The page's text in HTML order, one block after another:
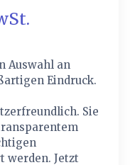
Auswahl an
Eindruck.
Sie
werden. Jetzt